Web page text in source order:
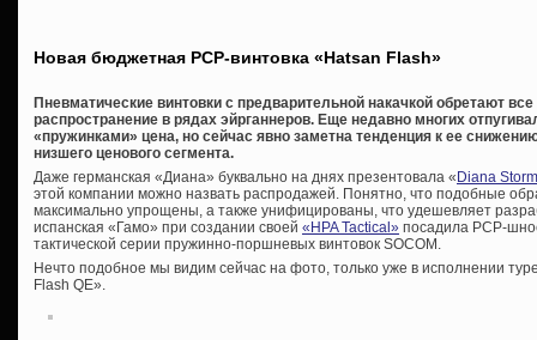
Новая бюджетная PCP-винтовка «Hatsan Flash»
Пневматические винтовки с предварительной накачкой обретают
распространение в рядах эйрганнеров. Еще недавно многих
«пружинками» цена, но сейчас явно заметна тенденция к ее
низшего ценового сегмента.
Даже германская «Диана» буквально на днях презентовала « Diana
этой компании можно назвать распродажей. Понятно, что подобные
максимально упрощены, а также унифицированы, что удешевляет
испанская «Гамо» при создании своей «HPA Tactical» посадила PCP-
тактической серии пружинно-поршневых винтовок SOCOM.
Нечто подобное мы видим сейчас на фото, только уже в исполнении
Flash QE».